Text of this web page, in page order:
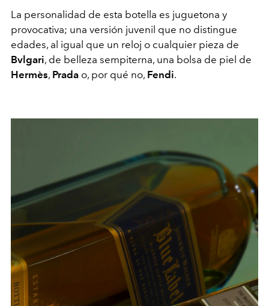
La personalidad de esta botella es juguetona y
provocativa; una versión juvenil que no distingue
edades, al igual que un reloj o cualquier pieza de
Bvlgari, de belleza sempiterna, una bolsa de piel de
Hermès, Prada o, por qué no, Fendi.